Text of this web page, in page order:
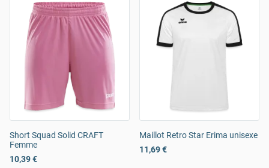
Short Squad Solid CRAFT
Femme
10,39 €
Maillot Retro Star Erima unisexe
11,69 €